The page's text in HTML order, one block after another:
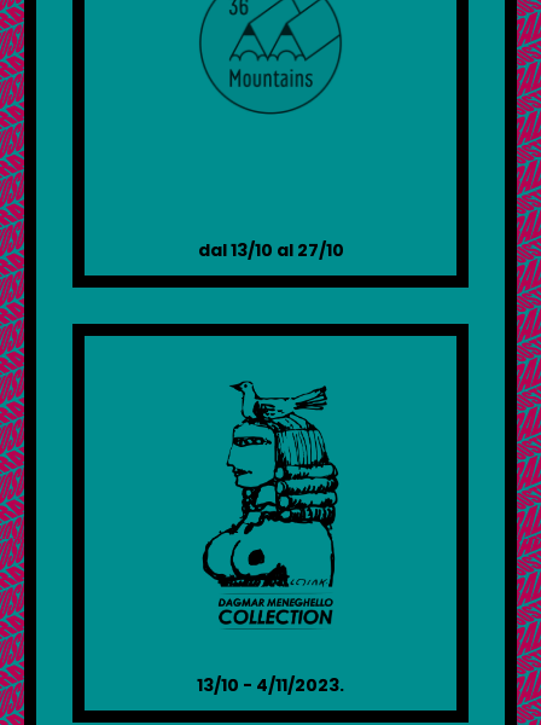
dal 13/10 al 27/10
13/10 - 4/11/2023.